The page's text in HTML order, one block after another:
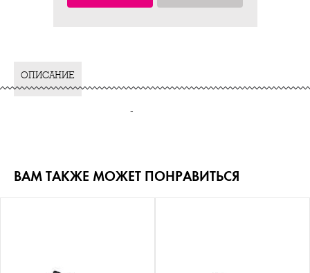
ОПИСАНИЕ
-
ВАМ ТАКЖЕ МОЖЕТ ПОНРАВИТЬСЯ